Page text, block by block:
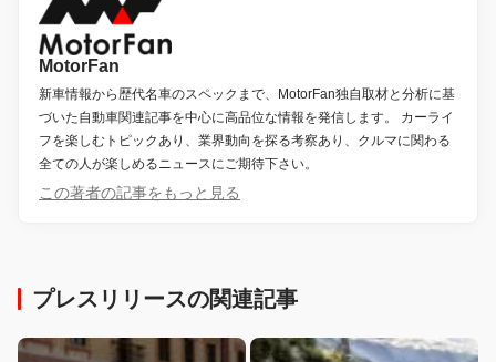
MotorFan
新車情報から歴代名車のスペックまで、MotorFan独自取材と分析に基
づいた自動車関連記事を中心に高品位な情報を発信します。 カーライ
フを楽しむトピックあり、業界動向を探る考察あり、クルマに関わる
全ての人が楽しめるニュースにご期待下さい。
この著者の記事をもっと見る
プレスリリースの関連記事